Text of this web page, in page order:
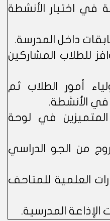
في اختيار الأنشطة
للطلاب المشاركين
أمور الطلاب ثم
في الأنشطة.
في لوحة
من الجو الدراسي
العلمية للمتاحف